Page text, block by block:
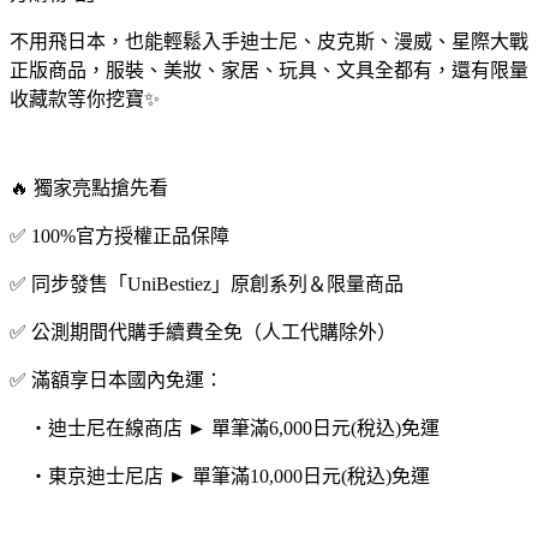
不用飛日本，也能輕鬆入手迪士尼、皮克斯、漫威、星際大戰
正版商品，服裝、美妝、家居、玩具、文具全都有，還有限量
收藏款等你挖寶✨
🔥 獨家亮點搶先看
✅ 100%官方授權正品保障
✅ 同步發售「UniBestiez」原創系列＆限量商品
✅ 公測期間代購手續費全免（人工代購除外）
✅ 滿額享日本國內免運：
・迪士尼在線商店 ► 單筆滿6,000日元(稅込)免運
・東京迪士尼店 ► 單筆滿10,000日元(稅込)免運